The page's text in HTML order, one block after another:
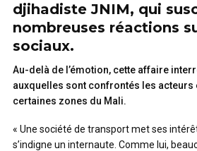
djihadiste JNIM, qui
nombreuses réactions
sociaux.
Au-delà de l’émotion, cette affaire
auxquelles sont confrontés les
certaines zones du Mali.
« Une société de transport met ses
s’indigne un internaute. Comme lui,